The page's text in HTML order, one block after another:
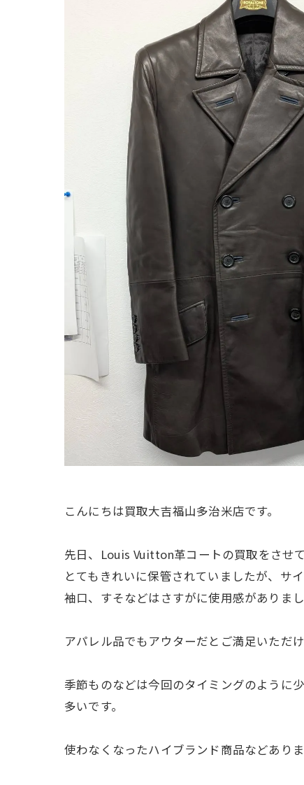
こんにちは買取大吉福山多治米店です。
先日、Louis Vuitton革コートの買取をさせ
とてもきれいに保管されていましたが、サ
袖口、すそなどはさすがに使用感がありま
アパレル品でもアウターだとご満足いただ
季節ものなどは今回のタイミングのように
多いです。
使わなくなったハイブランド商品などあり